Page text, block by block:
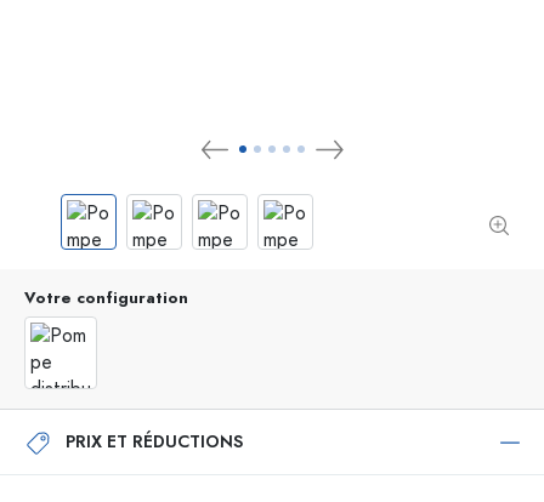
Votre configuration
PRIX ET RÉDUCTIONS